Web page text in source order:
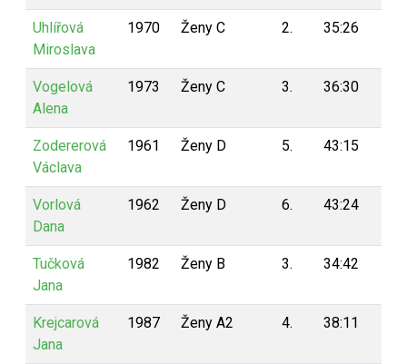
Uhlířová
Miroslava
1970 Ženy C 2. 35:26
Vogelová
Alena
1973 Ženy C 3. 36:30
Zodererová
Václava
1961 Ženy D 5. 43:15
Vorlová
Dana
1962 Ženy D 6. 43:24
Tučková
Jana
1982 Ženy B 3. 34:42
Krejcarová
Jana
1987 Ženy A2 4. 38:11